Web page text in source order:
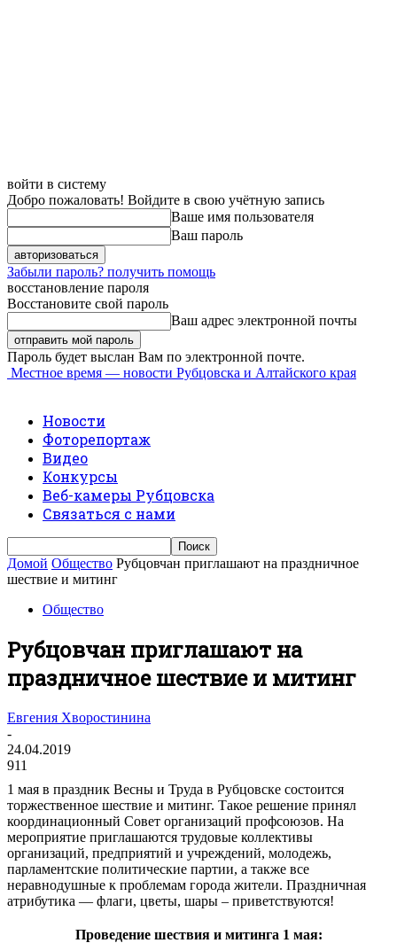
войти в систему
Добро пожаловать! Войдите в свою учётную запись
Ваше имя пользователя
Ваш пароль
Забыли пароль? получить помощь
восстановление пароля
Восстановите свой пароль
Ваш адрес электронной почты
Пароль будет выслан Вам по электронной почте.
Местное время — новости Рубцовска и Алтайского края
Новости
Фоторепортаж
Видео
Конкурсы
Веб-камеры Рубцовска
Связаться с нами
Домой Общество Рубцовчан приглашают на праздничное
шествие и митинг
Общество
Рубцовчан приглашают на
праздничное шествие и митинг
Евгения Хворостинина
-
24.04.2019
911
1 мая в праздник Весны и Труда в Рубцовске состоится
торжественное шествие и митинг. Такое решение принял
координационный Совет организаций профсоюзов. На
мероприятие приглашаются трудовые коллективы
организаций, предприятий и учреждений, молодежь,
парламентские политические партии, а также все
неравнодушные к проблемам города жители. Праздничная
атрибутика — флаги, цветы, шары – приветствуются!
Проведение шествия и митинга 1 мая: